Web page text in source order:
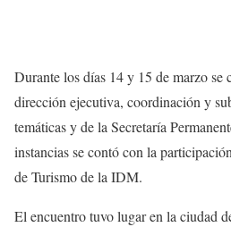
Durante los días 14 y 15 de marzo se
dirección ejecutiva, coordinación y
temáticas y de la Secretaría
instancias se contó con la
de Turismo de la IDM.
El encuentro tuvo lugar en la ciudad